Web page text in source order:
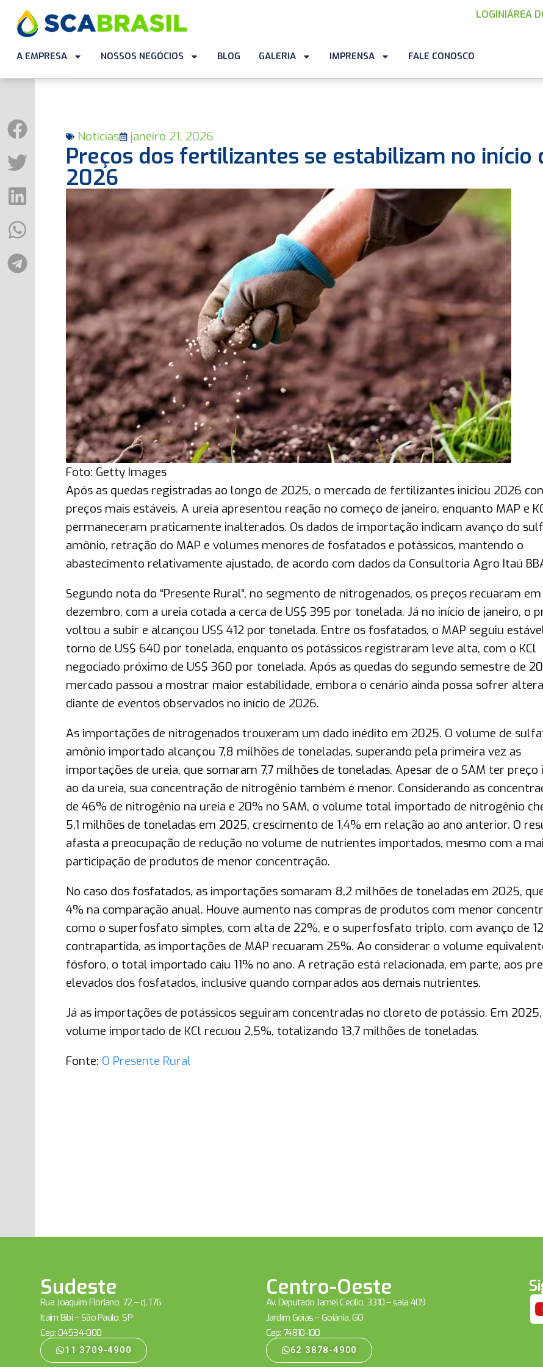
LOGIN |ÁREA
A EMPRESA NOSSOS NEGÓCIOS BLOG GALERIA IMPRENSA FALE CONOSCO
Notícias janeiro 21, 2026
Preços dos fertilizantes se estabilizam no início
2026
Foto: Getty Images
Após as quedas registradas ao longo de 2025, o mercado de fertilizantes iniciou 2026
preços mais estáveis. A ureia apresentou reação no começo de janeiro, enquanto MAP e
permaneceram praticamente inalterados. Os dados de importação indicam avanço do
amônio, retração do MAP e volumes menores de fosfatados e potássicos, mantendo o
abastecimento relativamente ajustado, de acordo com dados da Consultoria Agro Itaú
Segundo nota do “Presente Rural”, no segmento de nitrogenados, os preços recuaram em
dezembro, com a ureia cotada a cerca de US$ 395 por tonelada. Já no início de janeiro, o
voltou a subir e alcançou US$ 412 por tonelada. Entre os fosfatados, o MAP seguiu
torno de US$ 640 por tonelada, enquanto os potássicos registraram leve alta, com o KCl
negociado próximo de US$ 360 por tonelada. Após as quedas do segundo semestre de
mercado passou a mostrar maior estabilidade, embora o cenário ainda possa sofrer
diante de eventos observados no início de 2026.
As importações de nitrogenados trouxeram um dado inédito em 2025. O volume de
amônio importado alcançou 7,8 milhões de toneladas, superando pela primeira vez as
importações de ureia, que somaram 7,7 milhões de toneladas. Apesar de o SAM ter
ao da ureia, sua concentração de nitrogênio também é menor. Considerando as
de 46% de nitrogênio na ureia e 20% no SAM, o volume total importado de nitrogênio
5,1 milhões de toneladas em 2025, crescimento de 1,4% em relação ao ano anterior. O
afasta a preocupação de redução no volume de nutrientes importados, mesmo com a
participação de produtos de menor concentração.
No caso dos fosfatados, as importações somaram 8,2 milhões de toneladas em 2025,
4% na comparação anual. Houve aumento nas compras de produtos com menor
como o superfosfato simples, com alta de 22%, e o superfosfato triplo, com avanço de
contrapartida, as importações de MAP recuaram 25%. Ao considerar o volume
fósforo, o total importado caiu 11% no ano. A retração está relacionada, em parte, aos
elevados dos fosfatados, inclusive quando comparados aos demais nutrientes.
Já as importações de potássicos seguiram concentradas no cloreto de potássio. Em
volume importado de KCl recuou 2,5%, totalizando 13,7 milhões de toneladas.
Fonte: O Presente Rural
Sudeste
Rua Joaquim Floriano, 72 – cj. 176
Itaim Bibi – São Paulo, SP
Cep: 04534-000
11 3709-4900
Centro-Oeste
Av. Deputado Jamel Cecílio, 3310 – sala 409
Jardim Goiás – Goiânia, GO
Cep: 74810-100
62 3878-4900